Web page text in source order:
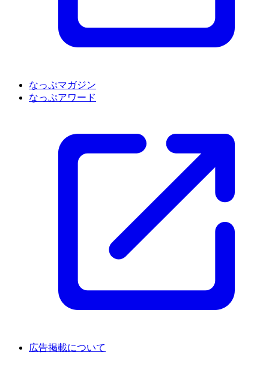
なっぷマガジン
なっぷアワード
広告掲載について